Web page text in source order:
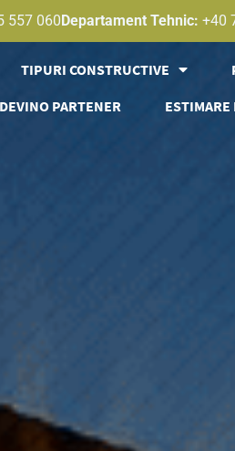
557 060Departament Tehnic: +40
TIPURI CONSTRUCTIVE
DEVINO PARTENER
ESTIMARE